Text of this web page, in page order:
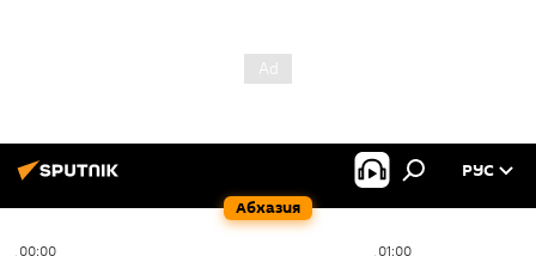
Абхазия
РУС
00:00 01:00